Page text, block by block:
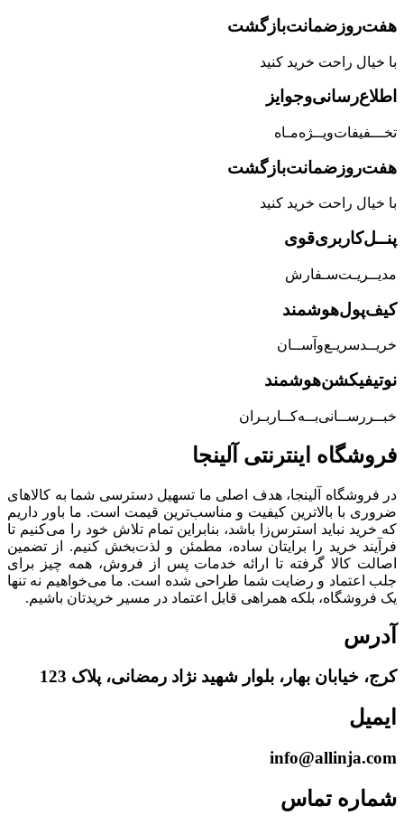
هفت‌روز‌ضمانت‌بازگشت
با خیال راحت خرید کنید
اطلاع‌رسانی‌و‌جوایز
تخـــفیفات‌ویــژه‌مـاه
هفت‌روز‌ضمانت‌بازگشت
با خیال راحت خرید کنید
پنــل‌کاربری‌قوی
مدیــریـت‌سـفارش
کیف‌پول‌هوشمند
خریــد‌سریـع‌و‌آســان
نوتیفیکشن‌هوشمند
خبــررســانی‌بــه‌کــاربـران
فروشگاه‌ اینترنتی‌ آلینجا
در فروشگاه آلینجا، هدف اصلی ما تسهیل دسترسی شما به کالاهای
ضروری با بالاترین کیفیت و مناسب‌ترین قیمت است. ما باور داریم
که خرید نباید استرس‌زا باشد، بنابراین تمام تلاش خود را می‌کنیم تا
فرآیند خرید را برایتان ساده، مطمئن و لذت‌بخش کنیم. از تضمین
اصالت کالا گرفته تا ارائه خدمات پس از فروش، همه چیز برای
جلب اعتماد و رضایت شما طراحی شده است. ما می‌خواهیم نه تنها
یک فروشگاه، بلکه همراهی قابل اعتماد در مسیر خریدتان باشیم.
آدرس
کرج، خیابان بهار، بلوار شهید نژاد رمضانی، پلاک 123
ایمیل
info@allinja.com
شماره تماس